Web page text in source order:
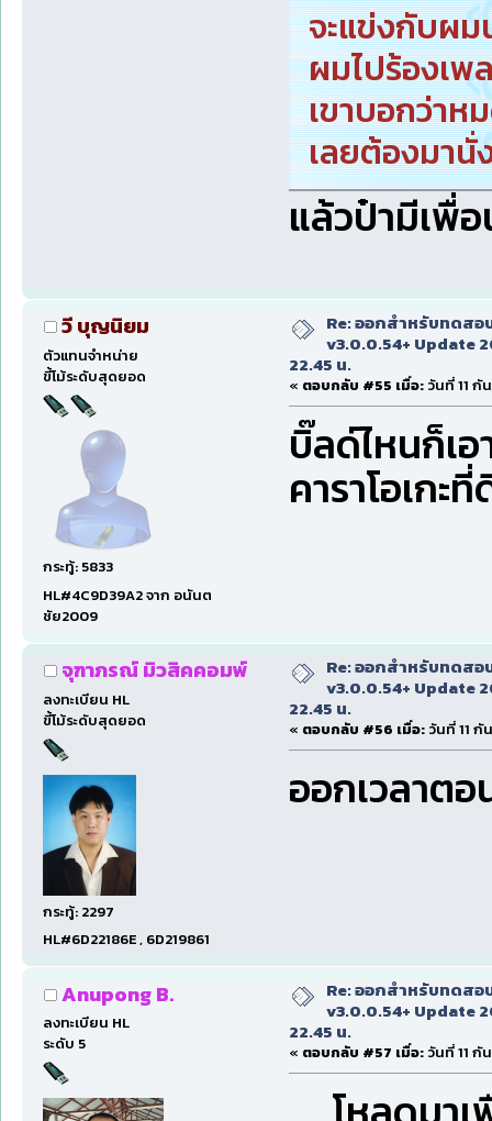
จะแข่งกับผม
ผมไปร้องเพ
เขาบอกว่าห
เลยต้องมานั่
แล้วป๋ามีเพื่
วี บุญนิยม
ตัวแทนจำหน่าย
ขี้โม้ระดับสุดยอด
กระทู้: 5833
HL#4C9D39A2 จาก อนันต
ชัย2009
Re: ออกสำหรับทดสอ
v3.0.0.54+ Update
22.45 น.
« ตอบกลับ #55 เมื่อ: วันที่ 11 กั
บิ๊ลด์ไหนก็เ
คาราโอเกะ
จุฑาภรณ์ มิวสิคคอมพ์
ลงทะเบียน HL
ขี้โม้ระดับสุดยอด
กระทู้: 2297
HL#6D22186E , 6D219861
Re: ออกสำหรับทดสอ
v3.0.0.54+ Update
22.45 น.
« ตอบกลับ #56 เมื่อ: วันที่ 11
ออกเวลาตอ
Anupong B.
ลงทะเบียน HL
ระดับ 5
Re: ออกสำหรับทดสอ
v3.0.0.54+ Update
22.45 น.
« ตอบกลับ #57 เมื่อ: วันที่ 11 กั